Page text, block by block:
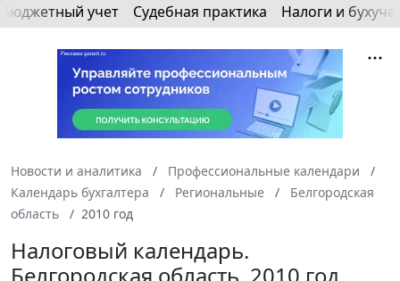
Бюджетный учет Судебная практика Налоги и
Новости и аналитика
Профессиональные календари
Календарь бухгалтера
Региональные
Белгородская
область
2010 год
Налоговый календарь.
Белгородская область. 2010 год